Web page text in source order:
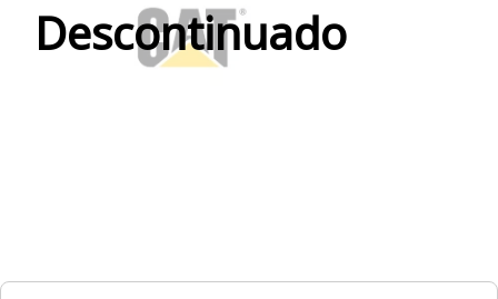
Descontinuado